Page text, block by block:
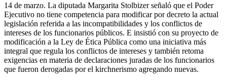
14 de marzo. La diputada Margarita Stolbizer señaló que el Poder
Ejecutivo no tiene competencia para modificar por decreto la actual
legislación referida a las incompatibilidades y los conflictos de
intereses de los funcionarios públicos. E insistió con su proyecto de
modificación a la Ley de Ética Pública como una iniciativa más
integral que regula los conflictos de intereses y también retoma
exigencias en materia de declaraciones juradas de los funcionarios
que fueron derogadas por el kirchnerismo agregando nuevas.